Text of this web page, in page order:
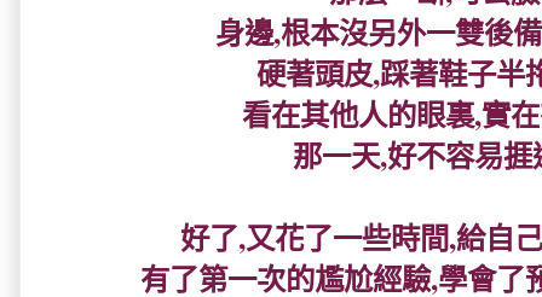
身邊,根本沒另外一雙後
硬著頭皮,踩著鞋子半
看在其他人的眼裏,實
那一天,好不容易捱
好了,又花了一些時間,給自
有了第一次的尷尬經驗,學會了